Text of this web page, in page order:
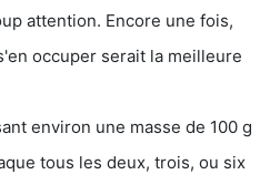
attention. Encore une fois,
occuper serait la meilleure
environ une masse de 100 g
tous les deux, trois, ou six